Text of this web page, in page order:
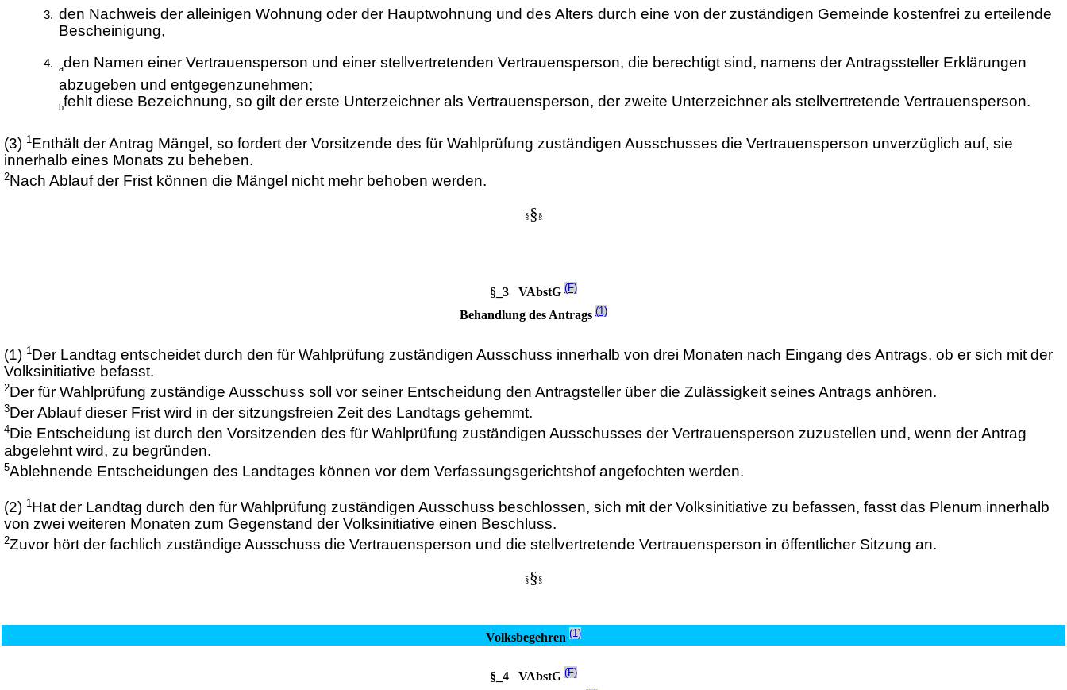
den Nachweis der alleinigen Wohnung oder der Hauptwohnung und des Alters durch eine von der zuständigen Gemeinde kostenfrei zu erteilende
Bescheinigung,
aden Namen einer Vertrauensperson und einer stellvertretenden Vertrauensperson, die berechtigt sind, namens der Antragssteller Erklärungen
abzugeben und entgegenzunehmen;
bfehlt diese Bezeichnung, so gilt der erste Unterzeichner als Vertrauensperson, der zweite Unterzeichner als stellvertretende Vertrauensperson.
(3) 1Enthält der Antrag Mängel, so fordert der Vorsitzende des für Wahlprüfung zuständigen Ausschusses die Vertrauensperson unverzüglich auf, sie
innerhalb eines Monats zu beheben.
2Nach Ablauf der Frist können die Mängel nicht mehr behoben werden.
§§ §
§_3 VAbstG (F)
Behandlung des Antrags (1)
(1) 1Der Landtag entscheidet durch den für Wahlprüfung zuständigen Ausschuss innerhalb von drei Monaten nach Eingang des Antrags, ob er sich mit der
Volksinitiative befasst.
2Der für Wahlprüfung zuständige Ausschuss soll vor seiner Entscheidung den Antragsteller über die Zulässigkeit seines Antrags anhören.
3Der Ablauf dieser Frist wird in der sitzungsfreien Zeit des Landtags gehemmt.
4Die Entscheidung ist durch den Vorsitzenden des für Wahlprüfung zuständigen Ausschusses der Vertrauensperson zuzustellen und, wenn der Antrag
abgelehnt wird, zu begründen.
5Ablehnende Entscheidungen des Landtages können vor dem Verfassungsgerichtshof angefochten werden.
(2) 1Hat der Landtag durch den für Wahlprüfung zuständigen Ausschuss beschlossen, sich mit der Volksinitiative zu befassen, fasst das Plenum innerhalb
von zwei weiteren Monaten zum Gegenstand der Volksinitiative einen Beschluss.
2Zuvor hört der fachlich zuständige Ausschuss die Vertrauensperson und die stellvertretende Vertrauensperson in öffentlicher Sitzung an.
§§ §
Volksbegehren (1)
§_4 VAbstG (F)